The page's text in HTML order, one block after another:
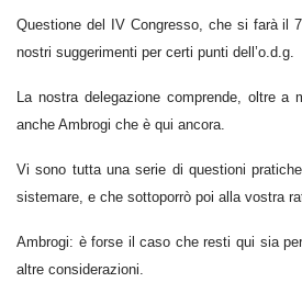
Questione del IV Congresso, che si farà il
nostri suggerimenti per certi punti dell’o.d.g.
La nostra delegazione comprende, oltre a
anche Ambrogi che è qui ancora.
Vi sono tutta una serie di questioni
sistemare, e che sottoporrò poi alla vostra
Ambrogi: è forse il caso che resti qui sia
altre considerazioni.